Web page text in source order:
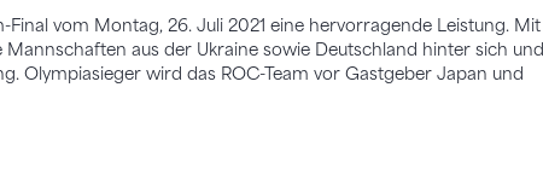
Final vom Montag, 26. Juli 2021 eine hervorragende Leistung. Mit
aus der Ukraine sowie Deutschland hinter sich und
Olympiasieger wird das ROC-Team vor Gastgeber Japan und